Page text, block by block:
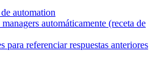
automation
automáticamente (receta de
para referenciar respuestas anteriores